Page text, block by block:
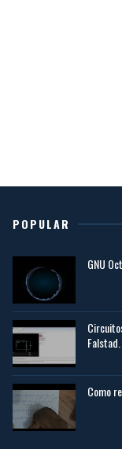
POPULAR
GNU
Falstad.
Como